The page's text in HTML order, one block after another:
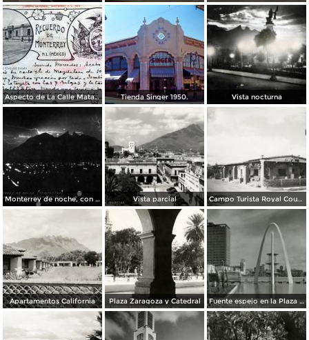
Aspecto de La Calle Matamoros ( Circulada el 8 de Abril de 1912 ). Tienda Singer 1950. Vista nocturna
Monterrey de noche, con tempestad Vista parcial Campo Turista Royal Courts
Apartamentos California Plaza Zaragoza y Catedral Fuente espejo en la Plaza Zaragoza